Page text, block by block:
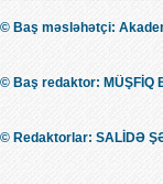
© Baş məsləhətçi:
© Baş redaktor: MÜŞFİQ
© Redaktorlar: SALİDƏ